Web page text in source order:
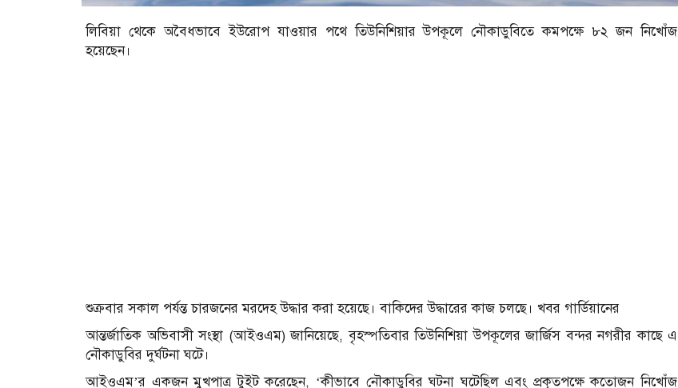
লিবিয়া থেকে অবৈধভাবে ইউরোপ যাওয়ার পথে তিউনিশিয়ার উপকূলে নৌকাডুবিতে কমপক্ষে ৮২ জন নিখোঁজ
হয়েছেন।
শুক্রবার সকাল পর্যন্ত চারজনের মরদেহ উদ্ধার করা হয়েছে। বাকিদের উদ্ধারের কাজ চলছে। খবর গার্ডিয়ানের
আন্তর্জাতিক অভিবাসী সংস্থা (আইওএম) জানিয়েছে, বৃহস্পতিবার তিউনিশিয়া উপকূলের জার্জিস বন্দর নগরীর কাছে এ
নৌকাডুবির দুর্ঘটনা ঘটে।
আইওএম’র একজন মুখপাত্র টুইট করেছেন, ‘কীভাবে নৌকাডুবির ঘটনা ঘটেছিল এবং প্রকৃতপক্ষে কতোজন নিখোঁজ